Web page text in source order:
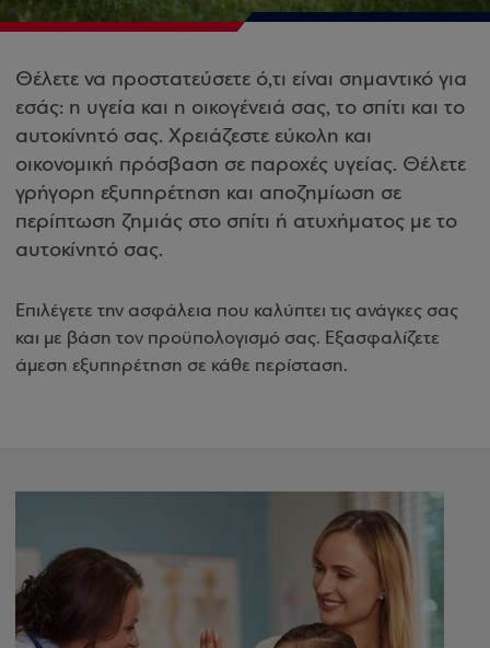
Θέλετε να προστατεύσετε ό,τι είναι σημαντικό για
εσάς: η υγεία και η οικογένειά σας, το σπίτι και το
αυτοκίνητό σας. Χρειάζεστε εύκολη και
οικονομική πρόσβαση σε παροχές υγείας. Θέλετε
γρήγορη εξυπηρέτηση και αποζημίωση σε
περίπτωση ζημιάς στο σπίτι ή ατυχήματος με το
αυτοκίνητό σας.
Επιλέγετε την ασφάλεια που καλύπτει τις ανάγκες σας
και με βάση τον προϋπολογισμό σας. Εξασφαλίζετε
άμεση εξυπηρέτηση σε κάθε περίσταση.